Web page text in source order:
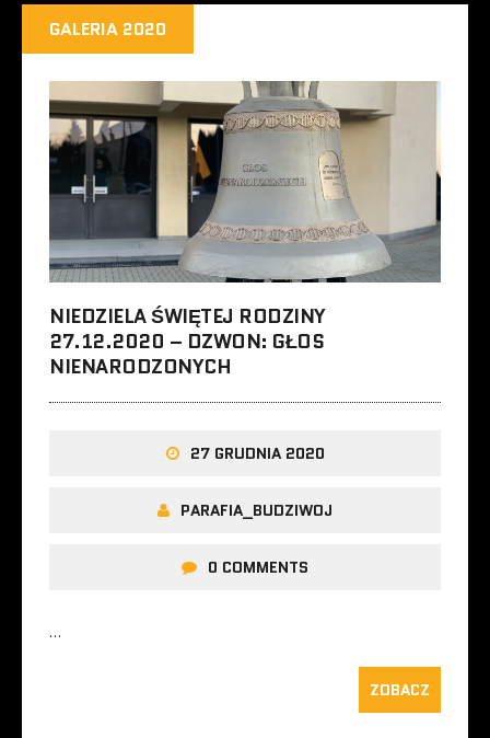
GALERIA 2020
NIEDZIELA ŚWIĘTEJ RODZINY
27.12.2020 – DZWON: GŁOS
NIENARODZONYCH
27 GRUDNIA 2020
PARAFIA_BUDZIWOJ
0 COMMENTS
…
ZOBACZ